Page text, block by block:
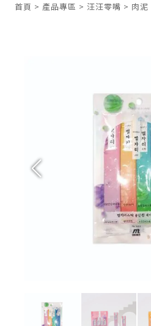
首頁 > 產品專區 > 汪汪零嘴 > 肉泥